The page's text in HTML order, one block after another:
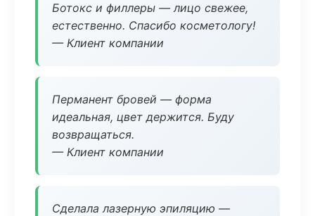
Ботокс и филлеры — лицо свежее,
естественно. Спасибо косметологу!
— Клиент компании
Перманент бровей — форма
идеальная, цвет держится. Буду
возвращаться.
— Клиент компании
Сделала лазерную эпиляцию —